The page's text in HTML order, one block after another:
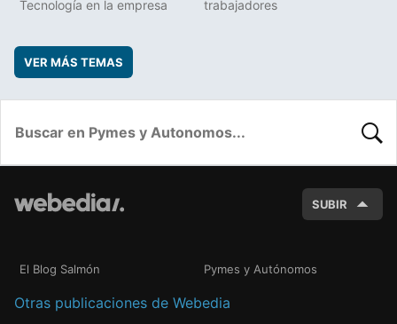
Tecnología en la empresa trabajadores
VER MÁS TEMAS
SUBIR
El Blog Salmón Pymes y Autónomos
Otras publicaciones de Webedia